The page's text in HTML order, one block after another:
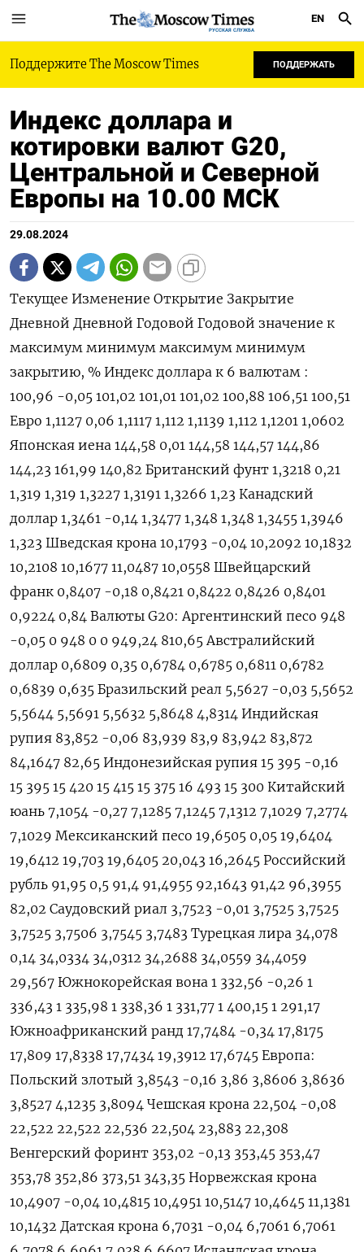
РУССКАЯ СЛУЖБА
EN
Поддержите The Moscow Times ПОДДЕРЖАТЬ
Индекс доллара и
котировки валют G20,
Центральной и Северной
Европы на 10.00 МСК
29.08.2024
Текущее Изменение Открытие Закрытие Дневной Дневной Годовой Годовой значение к максимум минимум максимум минимум закрытию, % Индекс доллара к 6 валютам : 100,96 -0,05 101,02 101,01 101,02 100,88 106,51 100,51 Евро 1,1127 0,06 1,1117 1,112 1,1139 1,112 1,1201 1,0602 Японская иена 144,58 0,01 144,58 144,57 144,86 144,23 161,99 140,82 Британский фунт 1,3218 0,21 1,319 1,319 1,3227 1,3191 1,3266 1,23 Канадский доллар 1,3461 -0,14 1,3477 1,348 1,348 1,3455 1,3946 1,323 Шведская крона 10,1793 -0,04 10,2092 10,1832 10,2108 10,1677 11,0487 10,0558 Швейцарский франк 0,8407 -0,18 0,8421 0,8422 0,8426 0,8401 0,9224 0,84 Валюты G20: Аргентинский песо 948 -0,05 0 948 0 0 949,24 810,65 Австралийский доллар 0,6809 0,35 0,6784 0,6785 0,6811 0,6782 0,6839 0,635 Бразильский реал 5,5627 -0,03 5,5652 5,5644 5,5691 5,5632 5,8648 4,8314 Индийская рупия 83,852 -0,06 83,939 83,9 83,942 83,872 84,1647 82,65 Индонезийская рупия 15 395 -0,16 15 395 15 420 15 415 15 375 16 493 15 300 Китайский юань 7,1054 -0,27 7,1285 7,1245 7,1312 7,1029 7,2774 7,1029 Мексиканский песо 19,6505 0,05 19,6404 19,6412 19,703 19,6405 20,043 16,2645 Российский рубль 91,95 0,5 91,4 91,4955 92,1643 91,42 96,3955 82,02 Саудовский риал 3,7523 -0,01 3,7525 3,7525 3,7525 3,7506 3,7545 3,7483 Турецкая лира 34,078 0,14 34,0334 34,0312 34,2688 34,0559 34,4059 29,567 Южнокорейская вона 1 332,56 -0,26 1 336,43 1 335,98 1 338,36 1 331,77 1 400,15 1 291,17 Южноафриканский ранд 17,7484 -0,34 17,8175 17,809 17,8338 17,7434 19,3912 17,6745 Европа: Польский злотый 3,8543 -0,16 3,86 3,8606 3,8636 3,8527 4,1235 3,8094 Чешская крона 22,504 -0,08 22,522 22,522 22,536 22,504 23,883 22,308 Венгерский форинт 353,02 -0,13 353,45 353,47 353,78 352,86 373,51 343,35 Норвежская крона 10,4907 -0,04 10,4815 10,4951 10,5147 10,4645 11,1381 10,1432